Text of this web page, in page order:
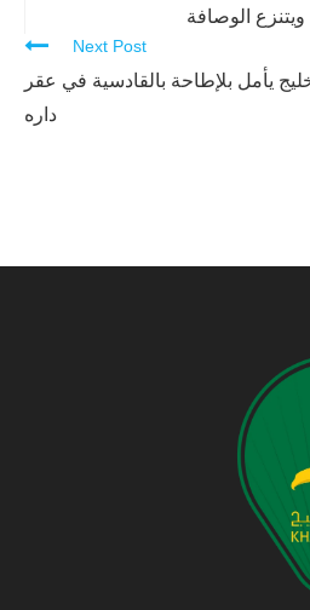
الوصافة
Next Post
يأمل بلإطاحة بالقادسية في عقر
داره